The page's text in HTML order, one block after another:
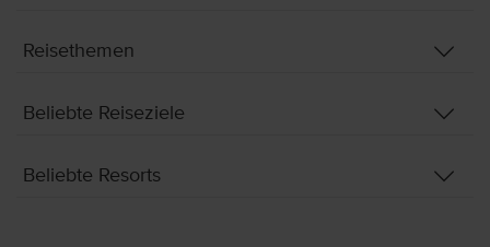
Reisethemen
Beliebte Reiseziele
Beliebte Resorts